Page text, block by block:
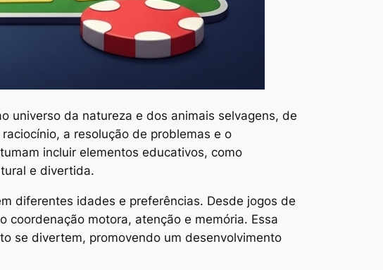
universo da natureza e dos animais selvagens, de
a resolução de problemas e o
incluir elementos educativos, como
e divertida.
diferentes idades e preferências. Desde jogos de
motora, atenção e memória. Essa
se divertem, promovendo um desenvolvimento